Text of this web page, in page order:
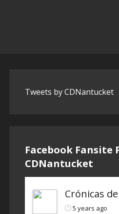
Tweets by CDNantucket
Facebook Fansite
‎CDNantucket
Crónicas
5 years ago